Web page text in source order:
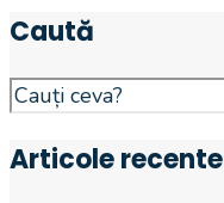
Caută
Search
for:
Articole recente